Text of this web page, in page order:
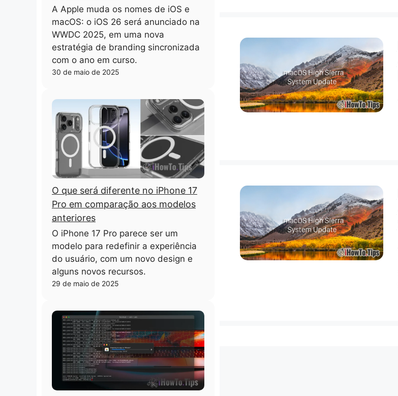
A Apple muda os nomes de iOS e
macOS: o iOS 26 será anunciado na
WWDC 2025, em uma nova
estratégia de branding sincronizada
com o ano em curso.
30 de maio de 2025
O que será diferente no iPhone 17
Pro em comparação aos modelos
anteriores
O iPhone 17 Pro parece ser um
modelo para redefinir a experiência
do usuário, com um novo design e
alguns novos recursos.
29 de maio de 2025